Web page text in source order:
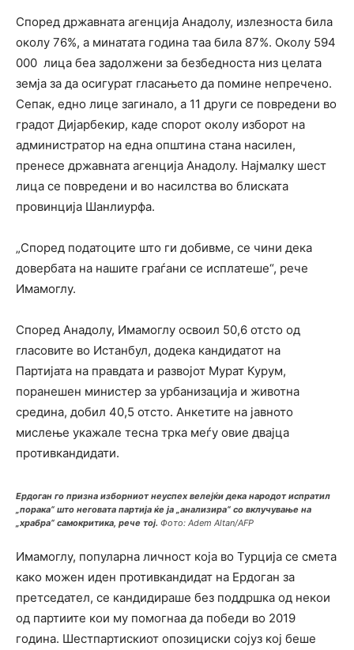
Според државната агенција Анадолу, излезноста била
околу 76%, а минатата година таа била 87%. Околу 594
000 лица беа задолжени за безбедноста низ целата
земја за да осигурат гласањето да помине непречено.
Сепак, едно лице загинало, а 11 други се повредени во
градот Дијарбекир, каде спорот околу изборот на
администратор на една општина стана насилен,
пренесе државната агенција Анадолу. Најмалку шест
лица се повредени и во насилства во блиската
провинција Шанлиурфа.
„Според податоците што ги добивме, се чини дека
довербата на нашите граѓани се исплатеше“, рече
Имамоглу.
Според Анадолу, Имамоглу освоил 50,6 отсто од
гласовите во Истанбул, додека кандидатот на
Партијата на правдата и развојот Мурат Курум,
поранешен министер за урбанизација и животна
средина, добил 40,5 отсто. Анкетите на јавното
мислење укажале тесна трка меѓу овие двајца
противкандидати.
Ердоган го призна изборниот неуспех велејќи дека народот испратил
„порака“ што неговата партија ќе ја „анализира“ со вклучување на
„храбра“ самокритика, рече тој. Фото: Adem Altan/AFP
Имамоглу, популарна личност која во Турција се смета
како можен иден противкандидат на Ердоган за
претседател, се кандидираше без поддршка од некои
од партиите кои му помогнаа да победи во 2019
година. Шестпартискиот опозициски сојуз кој беше